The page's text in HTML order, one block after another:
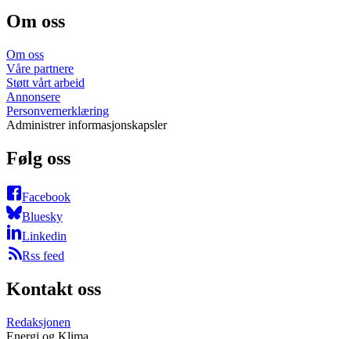
Om oss
Om oss
Våre partnere
Støtt vårt arbeid
Annonsere
Personvernerklæring
Administrer informasjonskapsler
Følg oss
Facebook
Bluesky
Linkedin
Rss feed
Kontakt oss
Redaksjonen
Energi og Klima